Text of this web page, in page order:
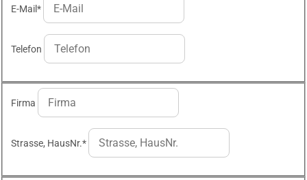
E-Mail*
Telefon
Firma
Strasse, HausNr.*